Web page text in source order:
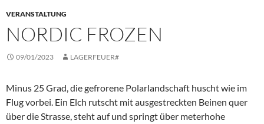
VERANSTALTUNG
NORDIC FROZEN
09/01/2023 LAGERFEUER#
Minus 25 Grad, die gefrorene Polarlandschaft huscht wie im
Flug vorbei. Ein Elch rutscht mit ausgestreckten Beinen quer
über die Strasse, steht auf und springt über meterhohe